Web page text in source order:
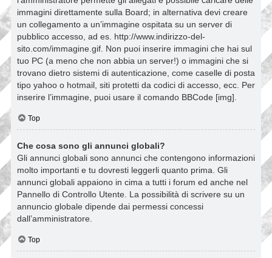
immagini direttamente sulla Board; in alternativa devi creare
un collegamento a un’immagine ospitata su un server di
pubblico accesso, ad es. http://www.indirizzo-del-
sito.com/immagine.gif. Non puoi inserire immagini che hai sul
tuo PC (a meno che non abbia un server!) o immagini che si
trovano dietro sistemi di autenticazione, come caselle di posta
tipo yahoo o hotmail, siti protetti da codici di accesso, ecc. Per
inserire l’immagine, puoi usare il comando BBCode [img].
Top
Che cosa sono gli annunci globali?
Gli annunci globali sono annunci che contengono informazioni
molto importanti e tu dovresti leggerli quanto prima. Gli
annunci globali appaiono in cima a tutti i forum ed anche nel
Pannello di Controllo Utente. La possibilità di scrivere su un
annuncio globale dipende dai permessi concessi
dall’amministratore.
Top